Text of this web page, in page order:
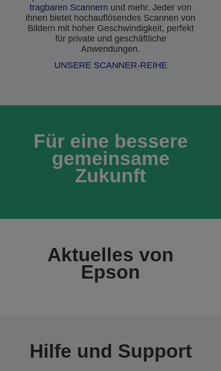
tragbaren Scannern und mehr. Jeder von
ihnen bietet hochauflösendes Scannen von
Bildern mit hoher Geschwindigkeit, perfekt
für private und geschäftliche
Anwendungen.
UNSERE SCANNER-REIHE
Für eine bessere
gemeinsame
Zukunft
Aktuelles von
Epson
Hilfe und Support